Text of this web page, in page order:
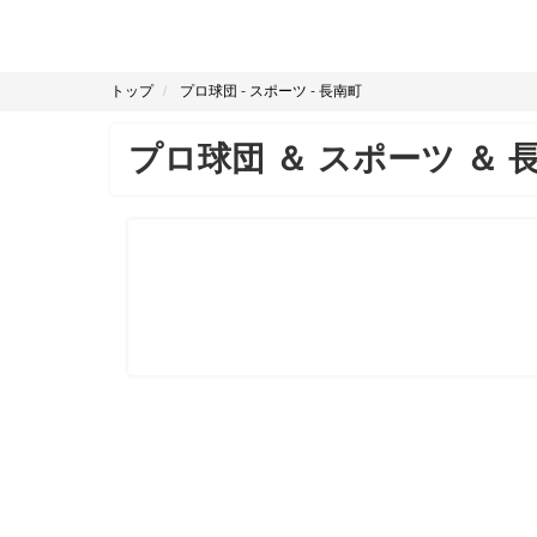
トップ プロ球団 - スポーツ - 長南町
プロ球団 ＆ スポーツ ＆